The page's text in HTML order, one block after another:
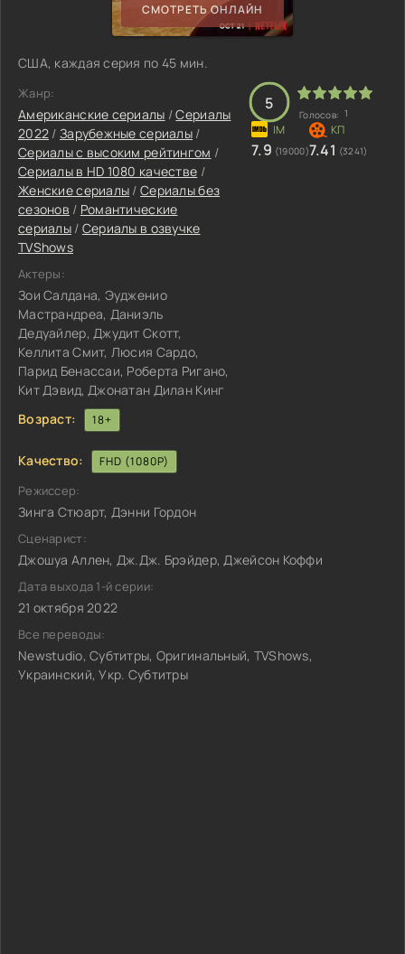
СМОТРЕТЬ ОНЛАЙН
США, каждая серия по 45 мин.
Жанр:
Американские сериалы /Сериалы
2022 / Зарубежные сериалы /
Сериалы с высоким рейтингом /
Сериалы в HD 1080 качестве /
Женские сериалы /Сериалы без
сезонов / Романтические
сериалы/ Сериалы в озвучке
TVShows
Актеры:
Зои Салдана, Эудженио
Мастрандреа, Даниэль
Дедуайлер, Джудит Скотт,
Келлита Смит, Люсия Сардо,
Парид Бенассаи, Роберта Ригано,
Кит Дэвид, Джонатан Дилан Кинг
Возраст:
18+
5
Голосов: 1
7.9 (19000)7.41 (3241)
Качество: FHD (1080P)
Режиссер:
Зинга Стюарт, Дэнни Гордон
Сценарист:
Джошуа Аллен, Дж.Дж. Брэйдер, Джейсон Коффи
Дата выхода 1-й серии:
21 октября 2022
Все переводы:
Newstudio, Субтитры, Оригинальный, TVShows,
Украинский, Укр. Субтитры